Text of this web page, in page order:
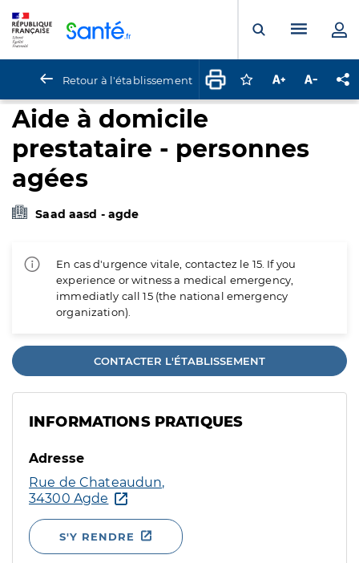
Ouvrir laMenu
Retour à l'établissement Connectez-vous
Augmenter la
Aide à domicile
prestataire - personnes
agées
Saad aasd - agde
En cas d'urgence vitale, contactez le 15. If you
experience or witness a medical emergency,
immediatly call 15 (the national emergency
organization).
CONTACTER L'ÉTABLISSEMENT
INFORMATIONS PRATIQUES
Adresse
Rue de Chateaudun,
34300 Agde
S'Y RENDRE